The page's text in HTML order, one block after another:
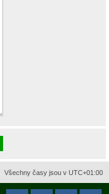
Všechny časy jsou v UTC+01:00